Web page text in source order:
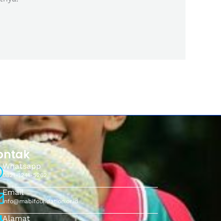
Whatsapp
0821-1241-5262
Email
info@mabifoundation.or.id
Alamat